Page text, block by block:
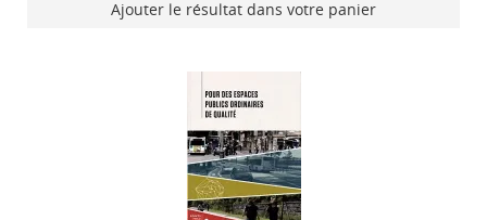
Ajouter le résultat dans votre panier